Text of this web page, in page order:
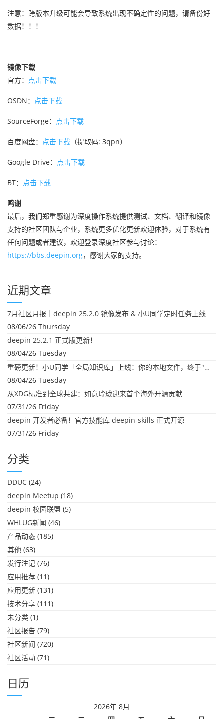
注意：跨版本升级可能会导致系统出现不确定性的问题，请备份好
数据！！！
镜像下载
官方： 点击下载
OSDN： 点击下载
SourceForge： 点击下载
百度网盘： 点击下载 （提取码: 3qpn）
Google Drive： 点击下载
BT： 点击下载
鸣谢
最后，我们郑重感谢为深度操作系统提供测试、文档、翻译和镜像
支持的社区团队与企业，系统更多优化更新欢迎体验，对于系统有
任何问题或者建议，欢迎登录深度社区参与讨论：
https://bbs.deepin.org，感谢大家的支持。
近期文章
7月社区月报｜deepin 25.2.0 镜像发布 & 小U同学定时任务上线
08/06/26 Thursday
deepin 25.2.1 正式版更新！
08/04/26 Tuesday
重磅更新！小U同学「全局知识库」上线：你的本地文件，终于"活"起来了
08/04/26 Tuesday
从XDG标准到全球共建：如意玲珑迎来首个海外开源贡献
07/31/26 Friday
deepin 开发者必备！官方技能库 deepin-skills 正式开源
07/31/26 Friday
分类
DDUC (24)
deepin Meetup (18)
deepin 校园联盟 (5)
WHLUG新闻 (46)
产品动态 (185)
其他 (63)
发行注记 (76)
应用推荐 (11)
应用更新 (131)
技术分享 (111)
未分类 (1)
社区报告 (79)
社区新闻 (720)
社区活动 (71)
日历
2026年 8月